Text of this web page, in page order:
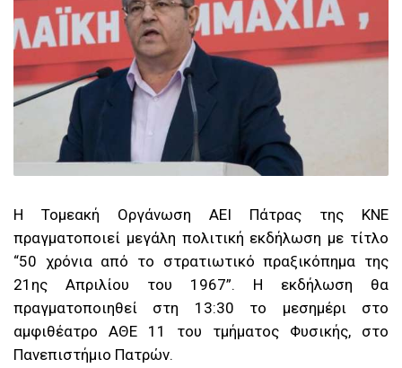
Η Τομεακή Οργάνωση ΑΕΙ Πάτρας της ΚΝΕ
πραγματοποιεί μεγάλη πολιτική εκδήλωση με τίτλο
“50 χρόνια από το στρατιωτικό πραξικόπημα της
21ης Απριλίου του 1967”. Η εκδήλωση θα
πραγματοποιηθεί στη 13:30 το μεσημέρι στο
αμφιθέατρο ΑΘΕ 11 του τμήματος Φυσικής, στο
Πανεπιστήμιο Πατρών.